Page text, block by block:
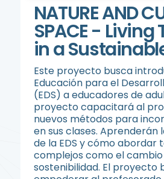
NATURE AND
SPACE - Living
in a
Este proyecto busca
Educación para el
(EDS) a educadores de
proyecto capacitará al
nuevos métodos para
en sus clases.
de la EDS y cómo abordar
complejos como el
sostenibilidad. El proyecto